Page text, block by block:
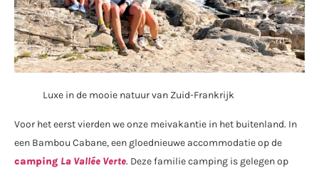
Luxe in de mooie natuur van Zuid-Frankrijk
Voor het eerst vierden we onze meivakantie in het buitenland. In
een Bambou Cabane, een gloednieuwe accommodatie op de
camping La Vallée Verte. Deze familie camping is gelegen op